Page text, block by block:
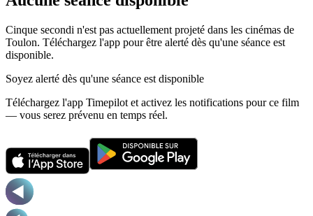
Cinque secondi n'est pas actuellement projeté dans les cinémas de
Toulon. Téléchargez l'app pour être alerté dès qu'une séance est
disponible.
Soyez alerté dès qu'une séance est disponible
Téléchargez l'app Timepilot et activez les notifications pour ce film
— vous serez prévenu en temps réel.